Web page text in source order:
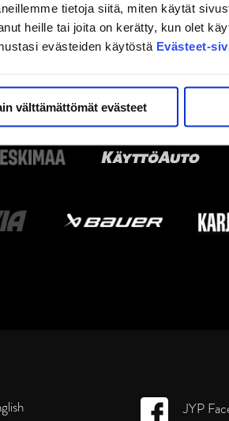
tietoja siitä, miten käytät
heille tai joita on kerätty, kun olet
evästeiden käytöstä Evästeet-
välttämättömät evästeet
JYP